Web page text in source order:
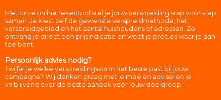
Met onze online rekentool stel je jouw verspreiding stap voor stap
samen. Je kiest zelf de gewenste verspreidmethode, het
verspreidgebied en het aantal huishoudens of adressen. Zo
ontvang je direct een prijsindicatie en weet je precies waar je aan
toe bent.
Persoonlijk advies nodig?
Twijfel je welke verspreidingsvorm het beste past bij jouw
campagne? Wij denken graag met je mee en adviseren je
vrijblijvend over de beste aanpak voor jouw doelgroep.